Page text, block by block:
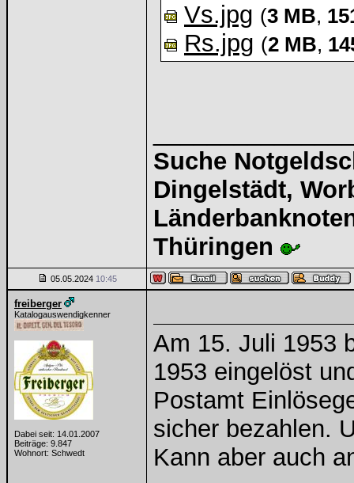
Vs.jpg (3 MB,
Rs.jpg (2 MB,
Suche
Dingelstädt,
Thüringen
05.05.2024 10:45
freiberger
Katalogauswendigkenner
Dabei seit: 14.01.2007
Beiträge: 9.847
Wohnort: Schwedt
Am 15. Juli 1953
1953 eingelöst
Postamt
sicher bezahlen.
Kann aber auch